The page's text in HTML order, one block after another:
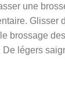
une
brossage
légers